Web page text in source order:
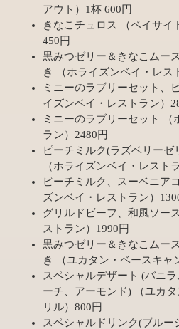
アウト）1杯 600円
きなこチュロス （ベイサイ
450円
黒みつゼリー＆きなこムー
き （ホライズンベイ・レス
ミニーのラブリーセット、
イズンベイ・レストラン）
ミニーのラブリーセット （
ラン）2480円
ピーチミルク(ラズベリーゼ
（ホライズンベイ・レスト
ピーチミルク、スーベニア
ズンベイ・レストラン）
グリルドビーフ、和風ソー
ストラン）1990円
黒みつゼリー＆きなこムー
き （ユカタン・ベースキャ
スペシャルデザート (バニ
ーチ、アーモンド) （ユカ
リル）800円
スペシャルドリンク(ブルー